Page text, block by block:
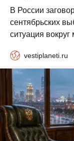
В России
сентябрьских
ситуация
vestiplaneti.ru